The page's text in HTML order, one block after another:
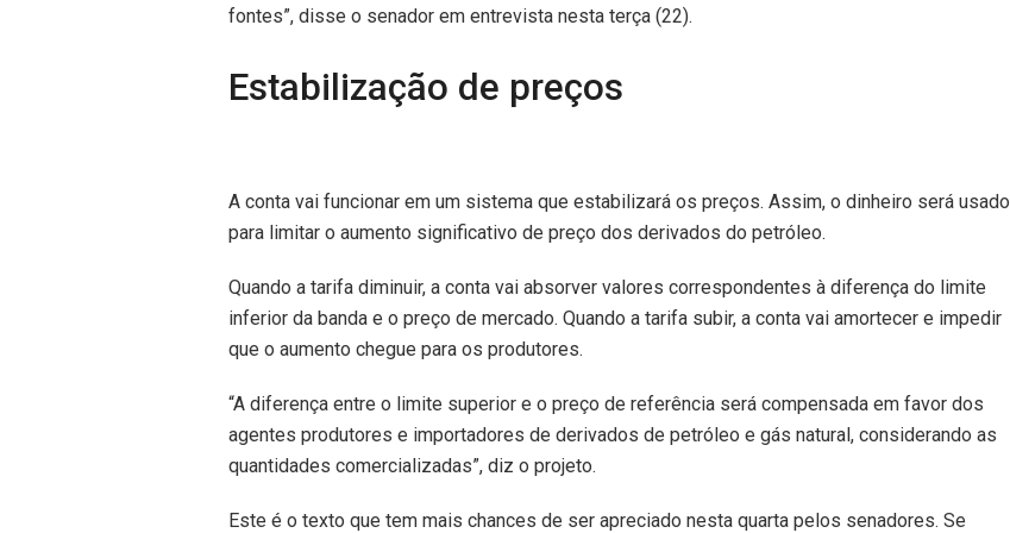
fontes”, disse o senador em entrevista nesta terça (22).
Estabilização de preços
A conta vai funcionar em um sistema que estabilizará os preços. Assim, o dinheiro será usado
para limitar o aumento significativo de preço dos derivados do petróleo.
Quando a tarifa diminuir, a conta vai absorver valores correspondentes à diferença do limite
inferior da banda e o preço de mercado. Quando a tarifa subir, a conta vai amortecer e impedir
que o aumento chegue para os produtores.
“A diferença entre o limite superior e o preço de referência será compensada em favor dos
agentes produtores e importadores de derivados de petróleo e gás natural, considerando as
quantidades comercializadas”, diz o projeto.
Este é o texto que tem mais chances de ser apreciado nesta quarta pelos senadores. Se